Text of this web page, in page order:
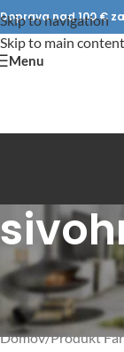
Skip to navigation
Skip to main content
Doprava nad 100 €
Menu
Domov/Produkt